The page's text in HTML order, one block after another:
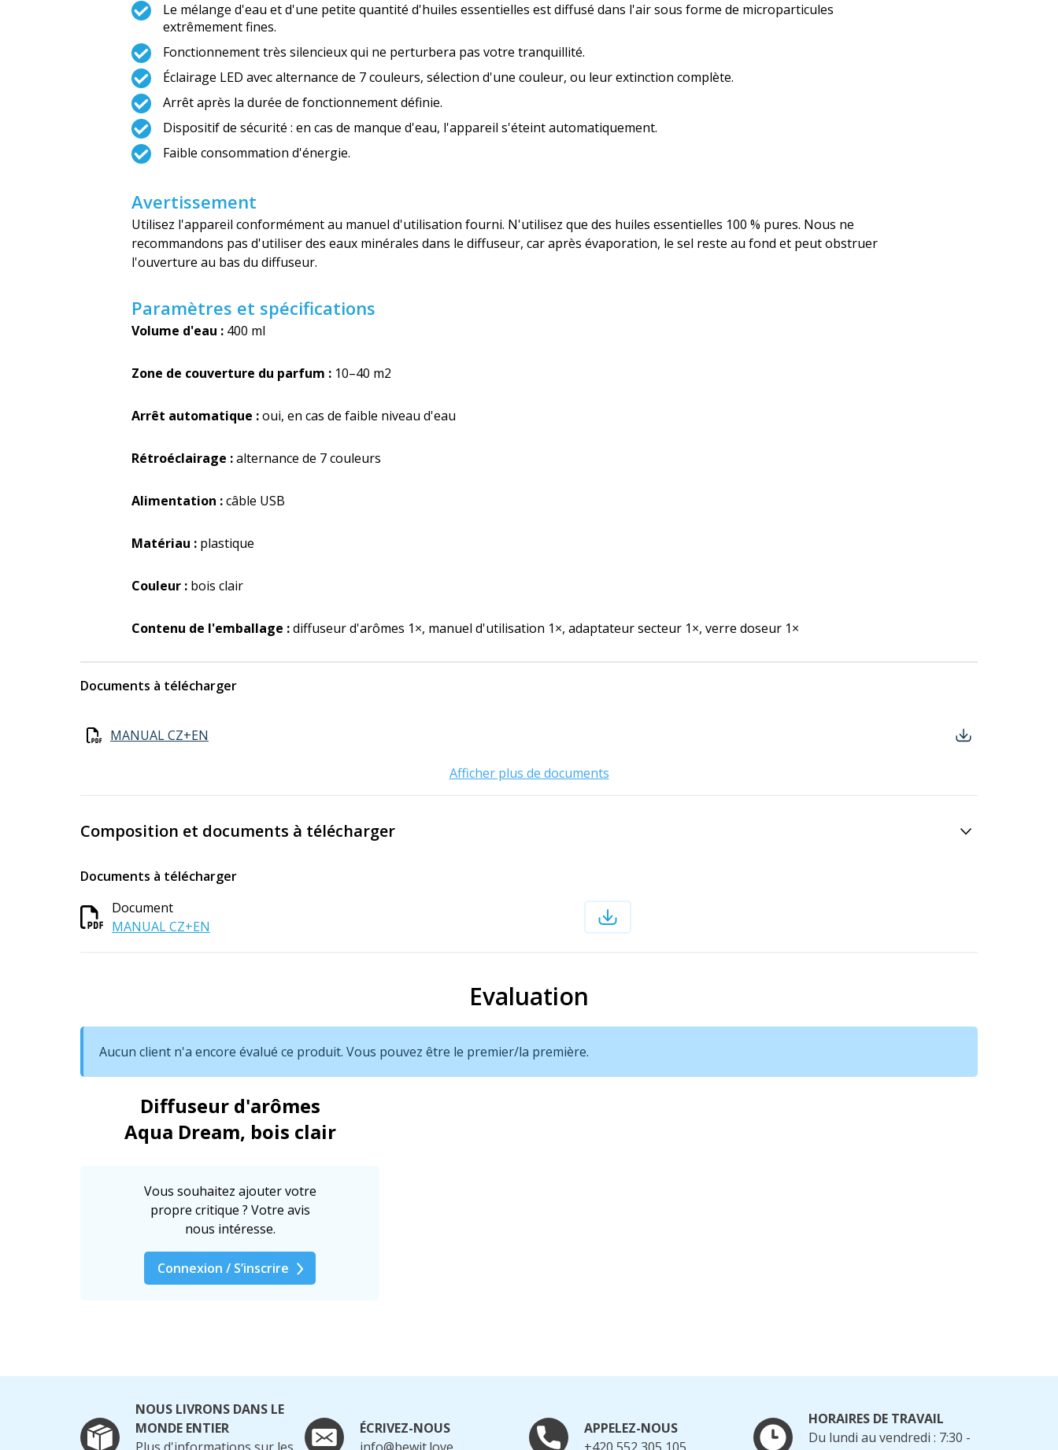
Le mélange d'eau et d'une petite quantité d'huiles essentielles est diffusé dans l'air sous forme de microparticules
extrêmement fines.
Fonctionnement très silencieux qui ne perturbera pas votre tranquillité.
Éclairage LED avec alternance de 7 couleurs, sélection d'une couleur, ou leur extinction complète.
Arrêt après la durée de fonctionnement définie.
Dispositif de sécurité : en cas de manque d'eau, l'appareil s'éteint automatiquement.
Faible consommation d'énergie.
Avertissement
Utilisez l'appareil conformément au manuel d'utilisation fourni. N'utilisez que des huiles essentielles 100 % pures. Nous ne
recommandons pas d'utiliser des eaux minérales dans le diffuseur, car après évaporation, le sel reste au fond et peut obstruer
l'ouverture au bas du diffuseur.
Paramètres et spécifications
Volume d'eau : 400 ml
Zone de couverture du parfum : 10–40 m2
Arrêt automatique :oui, en cas de faible niveau d'eau
Rétroéclairage :alternance de 7 couleurs
Alimentation :câble USB
Matériau : plastique
Couleur : bois clair
Contenu de l'emballage :diffuseur d'arômes 1×, manuel d'utilisation 1×, adaptateur secteur 1×, verre doseur 1×
Documents à télécharger
MANUAL CZ+EN
Afficher plus de documents
Composition et documents à télécharger
Documents à télécharger
Document
MANUAL CZ+EN
Evaluation
Aucun client n'a encore évalué ce produit. Vous pouvez être le premier/la première.
Diffuseur d'arômes
Aqua Dream, bois clair
Vous souhaitez ajouter votre
propre critique ? Votre avis
nous intéresse.
Connexion / S’inscrire
NOUS LIVRONS DANS LE
MONDE ENTIER
ÉCRIVEZ-NOUS
APPELEZ-NOUS
HORAIRES DE TRAVAIL
Du lundi au vendredi : 7:30 -